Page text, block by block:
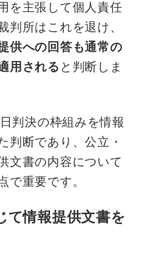
を主張して個人責任
判所はこれを退け、
供への回答も通常の
用される と判断しま
判決の枠組みを情報
判断であり、公立・
文書の内容について
で重要です。
て情報提供文書を